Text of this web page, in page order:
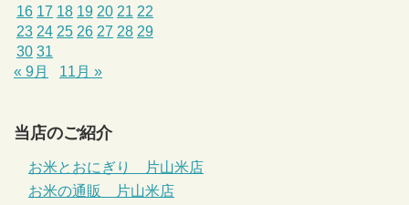
16 17 18 19 20 21 22
23 24 25 26 27 28 29
30 31
« 9月
11月 »
当店のご紹介
お米とおにぎり 片山米店
お米の通販 片山米店